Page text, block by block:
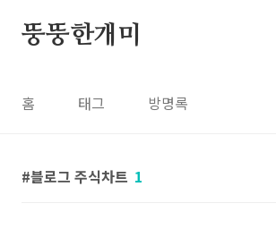
뚱뚱한개미
홈 태그 방명록
블로그 주식차트 1